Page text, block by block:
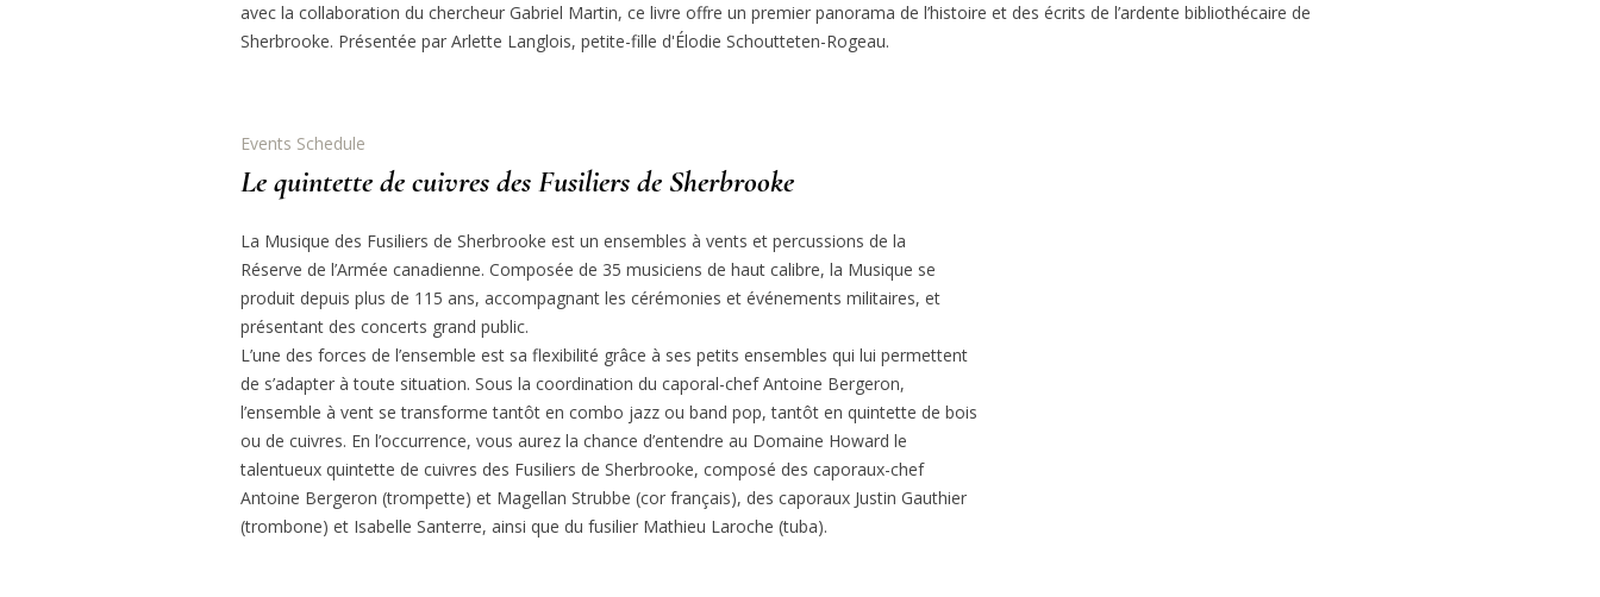
avec la collaboration du chercheur Gabriel Martin, ce livre offre un premier panorama de l’histoire et des écrits de l’ardente bibliothécaire de
Sherbrooke. Présentée par Arlette Langlois, petite-fille d'Élodie Schoutteten-Rogeau.
Events Schedule
Le quintette de cuivres des Fusiliers de Sherbrooke
La Musique des Fusiliers de Sherbrooke est un ensembles à vents et percussions de la
Réserve de l’Armée canadienne. Composée de 35 musiciens de haut calibre, la Musique se
produit depuis plus de 115 ans, accompagnant les cérémonies et événements militaires, et
présentant des concerts grand public.
L’une des forces de l’ensemble est sa flexibilité grâce à ses petits ensembles qui lui permettent
de s’adapter à toute situation. Sous la coordination du caporal-chef Antoine Bergeron,
l’ensemble à vent se transforme tantôt en combo jazz ou band pop, tantôt en quintette de bois
ou de cuivres. En l’occurrence, vous aurez la chance d’entendre au Domaine Howard le
talentueux quintette de cuivres des Fusiliers de Sherbrooke, composé des caporaux-chef
Antoine Bergeron (trompette) et Magellan Strubbe (cor français), des caporaux Justin Gauthier
(trombone) et Isabelle Santerre, ainsi que du fusilier Mathieu Laroche (tuba).